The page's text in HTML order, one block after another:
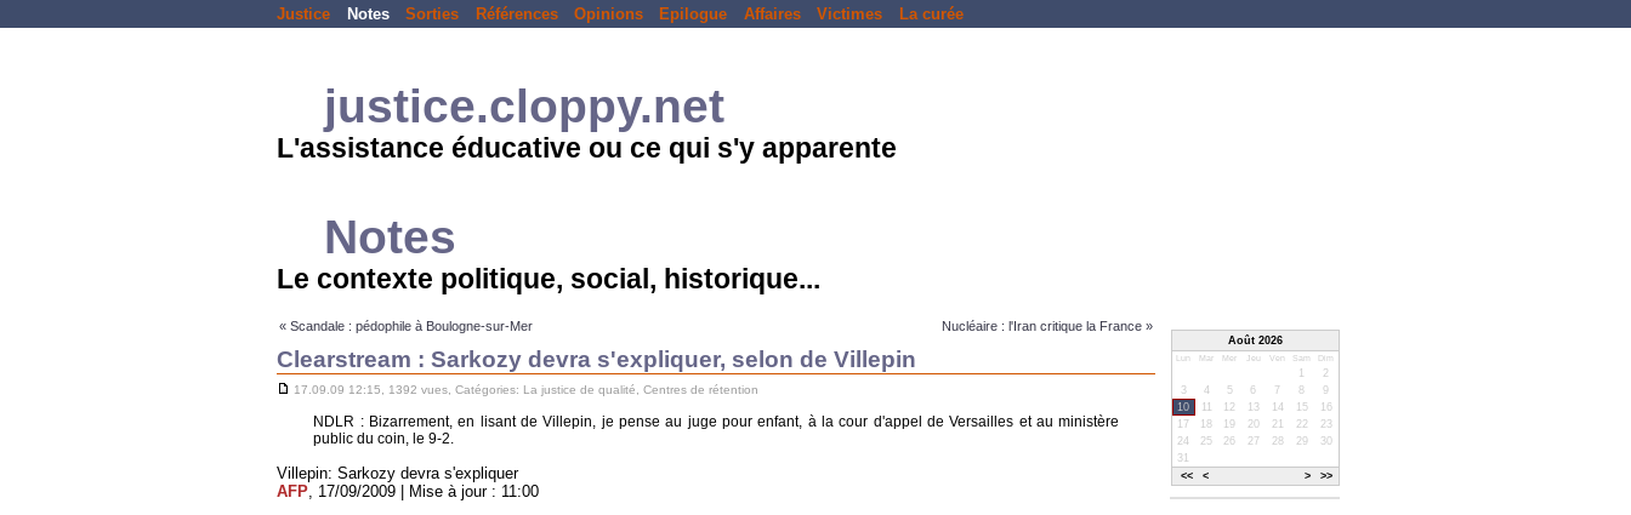
Justice Notes Sorties Références Opinions Epilogue Affaires Victimes La curée
justice.cloppy.net
L'assistance éducative ou ce qui s'y apparente
Notes
Le contexte politique, social, historique...
« Scandale : pédophile à Boulogne-sur-Mer Nucléaire : l'Iran critique la France »
Clearstream : Sarkozy devra s'expliquer, selon de Villepin
17.09.09 12:15, 1392 vues, Catégories: La justice de qualité,Centres de rétention
NDLR : Bizarrement, en lisant de Villepin, je pense au juge pour enfant, à la cour d'appel de Versailles et au ministère
public du coin, le 9-2.
Villepin: Sarkozy devra s'expliquer
AFP , 17/09/2009 | Mise à jour : 11:00
Août 2026
Lun Mar Mer Jeu Ven Sam Dim
<< < > >>
1
2
3
4 5 6 7 8
9
10
11 12 13 14 15
16
17
18 19 20 21 22
23
24
25 26 27 28 29
30
31